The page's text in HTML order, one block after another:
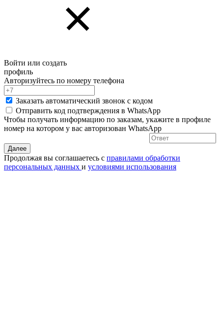
Войти или создать
профиль
Авторизуйтесь по номеру телефона
Заказать автоматический звонок с кодом
Отправить код подтверждения в WhatsApp
Чтобы получать информацию по заказам, укажите в профиле
номер на котором у вас авторизован WhatsApp
Далее
Продолжая вы соглашаетесь с правилами обработки
персональных данных и условиями использования